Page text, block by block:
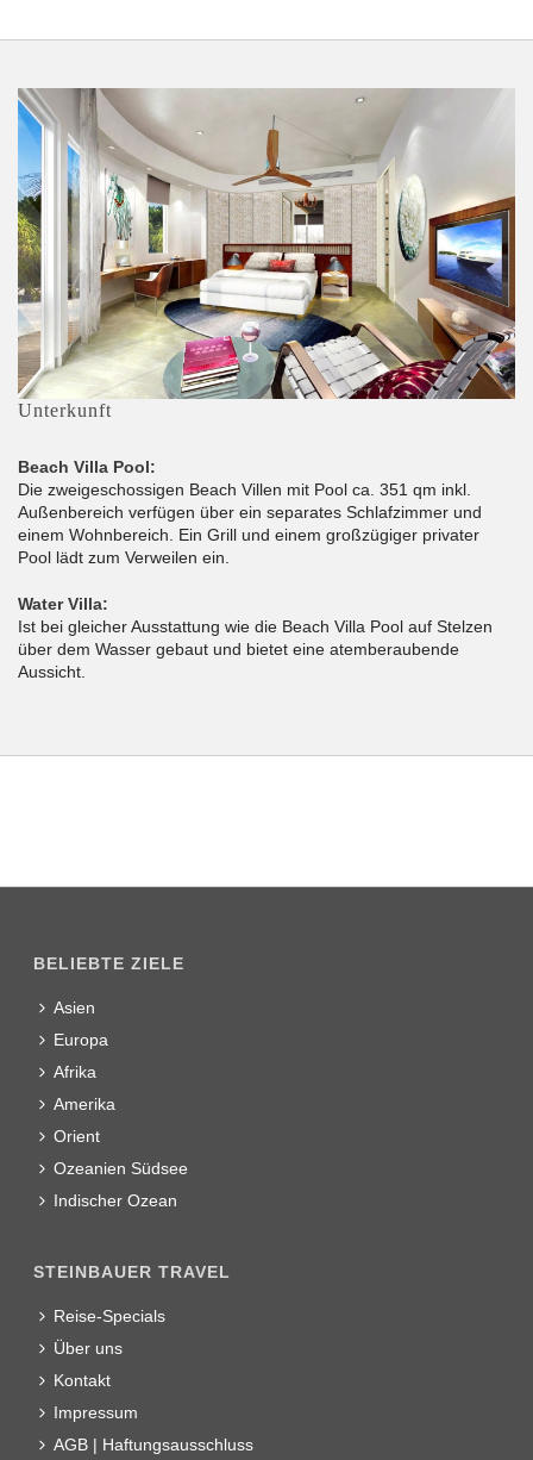
Unterkunft
Beach Villa Pool:
Die zweigeschossigen Beach Villen mit Pool ca. 351 qm inkl.
Außenbereich verfügen über ein separates Schlafzimmer und
einem Wohnbereich. Ein Grill und einem großzügiger privater
Pool lädt zum Verweilen ein.
Water Villa:
Ist bei gleicher Ausstattung wie die Beach Villa Pool auf Stelzen
über dem Wasser gebaut und bietet eine atemberaubende
Aussicht.
BELIEBTE ZIELE
Asien
Europa
Afrika
Amerika
Orient
Ozeanien Südsee
Indischer Ozean
STEINBAUER TRAVEL
Reise-Specials
Über uns
Kontakt
Impressum
AGB | Haftungsausschluss